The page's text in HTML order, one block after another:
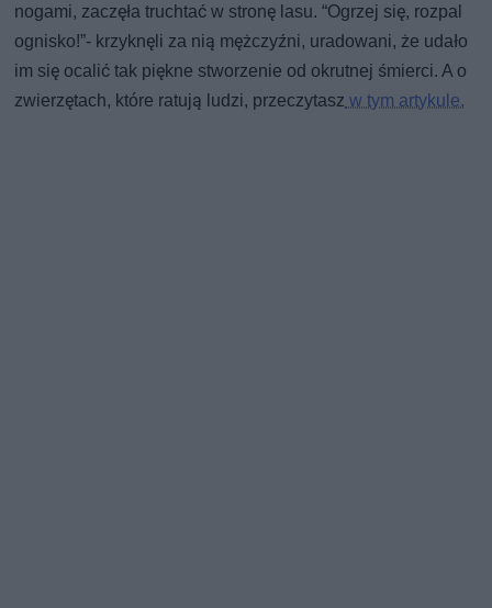
nogami, zaczęła truchtać w stronę lasu. “Ogrzej się, rozpal
ognisko!”- krzyknęli za nią mężczyźni, uradowani, że udało
im się ocalić tak piękne stworzenie od okrutnej śmierci. A o
zwierzętach, które ratują ludzi, przeczytasz w tym artykule.